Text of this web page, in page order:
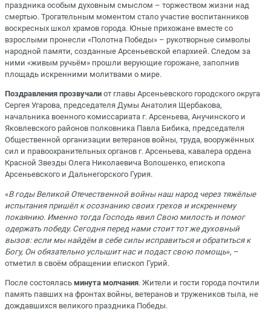
праздника особым духовным смыслом – торжеством жизни над
смертью. Трогательным моментом стало участие воспитанников
воскресных школ храмов города. Юные прихожане вместе со
взрослыми пронесли «Полотна Победы» – рукотворные символы
народной памяти, созданные Арсеньевской епархией. Следом за
ними «живым ручьём» прошли верующие горожане, заполнив
площадь искренними молитвами о мире.
Поздравления прозвучали от главы Арсеньевского городского округа
Сергея Угарова, председателя Думы Анатолия Щербакова,
начальника военного комиссариата г. Арсеньева, Анучинского и
Яковлевского районов полковника Павла Бибика, председателя
Общественной организации ветеранов войны, труда, вооружённых
сил и правоохранительных органов г. Арсеньева, кавалера ордена
Красной Звезды Олега Николаевича Волошенко, епископа
Арсеньевского и Дальнегорского Гурия.
«В годы Великой Отечественной войны наш народ через тяжёлые
испытания пришёл к осознанию своих грехов и искреннему
покаянию. Именно тогда Господь явил Свою милость и помог
одержать победу. Сегодня перед нами стоит тот же духовный
вызов: если мы найдём в себе силы исправиться и обратиться к
Богу, Он обязательно услышит нас и подаст свою помощь», –
отметил в своём обращении епископ Гурий.
После состоялась минута молчания. Жители и гости города почтили
память павших на фронтах войны, ветеранов и тружеников тыла, не
дождавшихся великого праздника Победы.